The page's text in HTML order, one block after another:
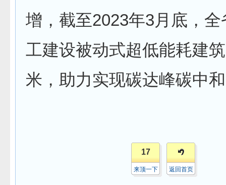
增，截至2023年3月底，
工建设被动式超低能耗建
米，助力实现碳达峰碳中
17
来顶一下 返回首页